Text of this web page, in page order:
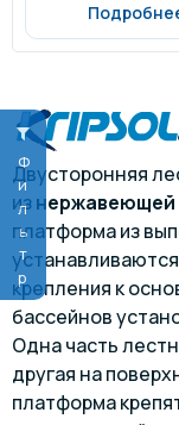
Фильтр
Двусторонняя
изнержавеющей
платформа из
крепления к
бассейнов
Одна часть
другая на
платформа